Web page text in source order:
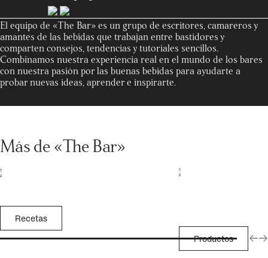
El equipo de «The Bar» es un grupo de escritores, camareros y
amantes de las bebidas que trabajan entre bastidores y
comparten consejos, tendencias y tutoriales sencillos.
Combinamos nuestra experiencia real en el mundo de los bares
con nuestra pasión por las buenas bebidas para ayudarte a
probar nuevas ideas, aprender e inspirarte.
Más de «The Bar»
Recetas
Productos